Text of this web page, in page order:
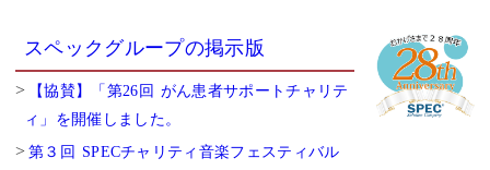
スペックグループの掲示版
【協賛】「第26回 がん患者サポートチャリテ
ィ」を開催しました。
第３回 SPECチャリティ音楽フェスティバル